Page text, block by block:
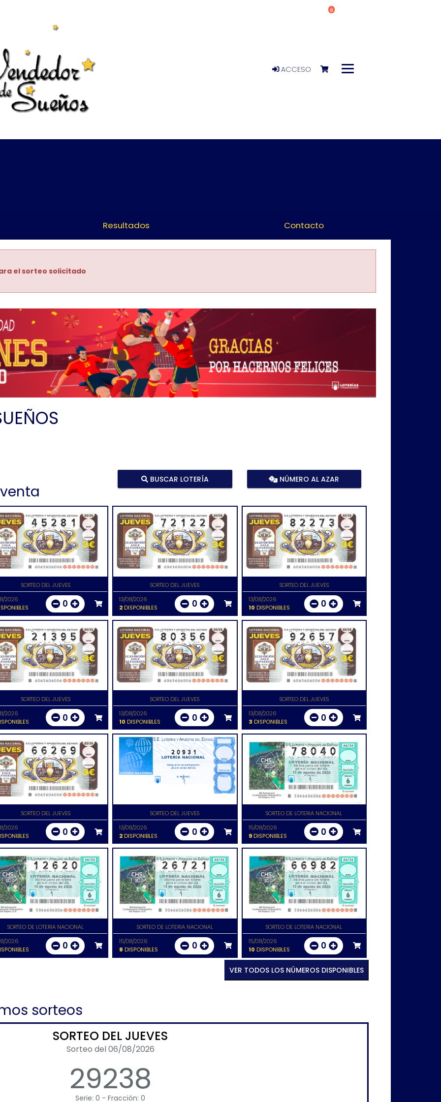
ACCESO
0
Resultados Contacto
el sorteo solicitado
BUSCAR LOTERÍA NÚMERO AL AZAR
SORTEO DEL JUEVES
2026
0
SORTEO DEL JUEVES
13/08/2026
2DISPONIBLES 0
SORTEO DEL JUEVES
13/08/2026
10 DISPONIBLES 0
SORTEO DEL JUEVES
2026
0
SORTEO DEL JUEVES
13/08/2026
10 DISPONIBLES 0
SORTEO DEL JUEVES
13/08/2026
3 DISPONIBLES 0
SORTEO DEL JUEVES
2026
0
20931
SORTEO DEL JUEVES
13/08/2026
2DISPONIBLES 0
SORTEO DE LOTERIA NACIONAL
15/08/2026
9DISPONIBLES 0
SORTEO DE LOTERIA NACIONAL
2026
0
SORTEO DE LOTERIA NACIONAL
15/08/2026
8 DISPONIBLES 0
SORTEO DE LOTERIA NACIONAL
15/08/2026
10 DISPONIBLES 0
VER TODOS LOS NÚMEROS DISPONIBLES
sorteos
SORTEO DEL JUEVES
Sorteo del 06/08/2026
29238
Serie: 0 - Fracción: 0